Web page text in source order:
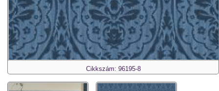
Cikkszám: 96195-8